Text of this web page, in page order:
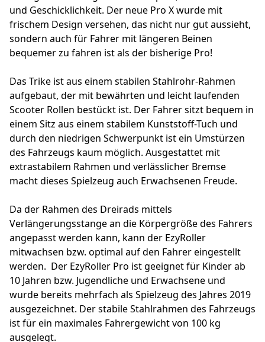
und Geschicklichkeit. Der neue Pro X wurde mit
frischem Design versehen, das nicht nur gut aussieht,
sondern auch für Fahrer mit längeren Beinen
bequemer zu fahren ist als der bisherige Pro!
Das Trike ist aus einem stabilen Stahlrohr-Rahmen
aufgebaut, der mit bewährten und leicht laufenden
Scooter Rollen bestückt ist. Der Fahrer sitzt bequem in
einem Sitz aus einem stabilem Kunststoff-Tuch und
durch den niedrigen Schwerpunkt ist ein Umstürzen
des Fahrzeugs kaum möglich. Ausgestattet mit
extrastabilem Rahmen und verlässlicher Bremse
macht dieses Spielzeug auch Erwachsenen Freude.
Da der Rahmen des Dreirads mittels
Verlängerungsstange an die Körpergröße des Fahrers
angepasst werden kann, kann der EzyRoller
mitwachsen bzw. optimal auf den Fahrer eingestellt
werden. Der EzyRoller Pro ist geeignet für Kinder ab
10 Jahren bzw. Jugendliche und Erwachsene und
wurde bereits mehrfach als Spielzeug des Jahres 2019
ausgezeichnet. Der stabile Stahlrahmen des Fahrzeugs
ist für ein maximales Fahrergewicht von 100 kg
ausgelegt.